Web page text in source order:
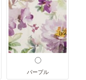
パープル